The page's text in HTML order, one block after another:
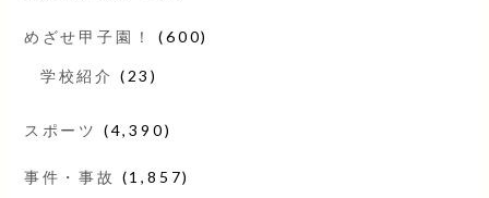
めざせ甲子園！ (600)
学校紹介 (23)
スポーツ (4,390)
事件・事故 (1,857)